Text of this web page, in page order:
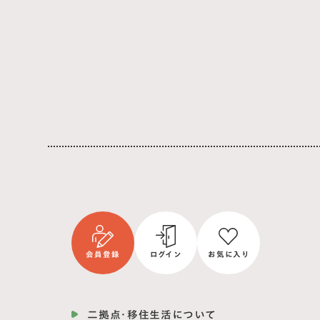
会員登録 ログイン お気に入り
二拠点・移住生活について